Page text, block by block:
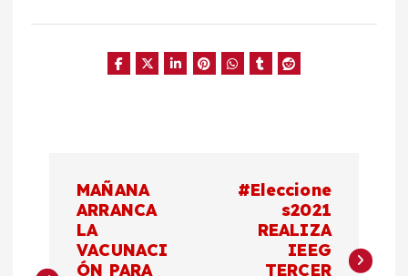
v
MAÑANA
ARRANCA
LA
VACUNACI
ÓN PARA
#Eleccione
s2021
REALIZA
IEEG
TERCER